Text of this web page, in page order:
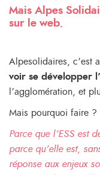
Mais Alpes
sur le web.
Alpesolidaires, c’est
voir se développer
l’agglomération, et
Mais pourquoi faire ?
Parce que l’ESS est
parce qu’elle est,
réponse aux enjeux